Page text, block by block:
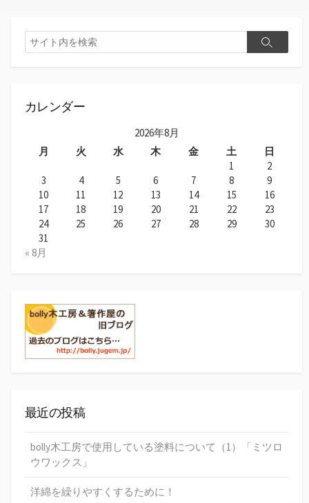
カレンダー
2026年8月
月
火 水 木 金 土
日
1
2
3
4 5 6 7 8
9
10
11 12 13 14 15
16
17
18 19 20 21 22
23
24
25 26 27 28 29
30
31
« 8月
最近の投稿
bolly木工房で使用している塗料について（1）「ミツロ
ウワックス」
洋綿を繰りやすくするために！